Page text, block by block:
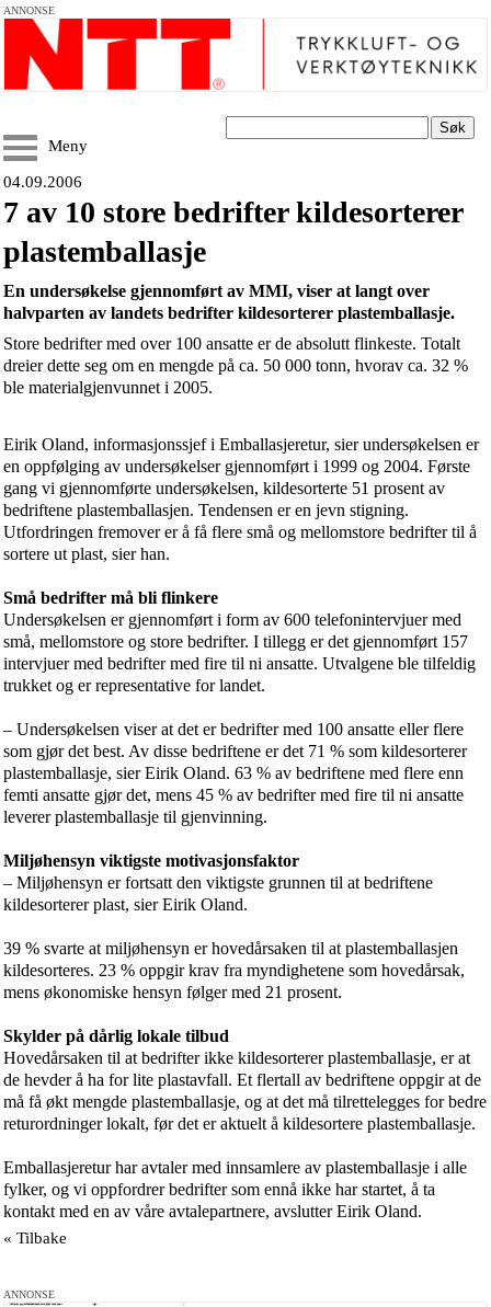
ANNONSE
Søk
Meny
04.09.2006
7 av 10 store bedrifter kildesorterer
plastemballasje
En undersøkelse gjennomført av MMI, viser at langt over
halvparten av landets bedrifter kildesorterer plastemballasje.
Store bedrifter med over 100 ansatte er de absolutt flinkeste. Totalt
dreier dette seg om en mengde på ca. 50 000 tonn, hvorav ca. 32 %
ble materialgjenvunnet i 2005.
Eirik Oland, informasjonssjef i Emballasjeretur, sier undersøkelsen er
en oppfølging av undersøkelser gjennomført i 1999 og 2004. Første
gang vi gjennomførte undersøkelsen, kildesorterte 51 prosent av
bedriftene plastemballasjen. Tendensen er en jevn stigning.
Utfordringen fremover er å få flere små og mellomstore bedrifter til å
sortere ut plast, sier han.
Små bedrifter må bli flinkere
Undersøkelsen er gjennomført i form av 600 telefonintervjuer med
små, mellomstore og store bedrifter. I tillegg er det gjennomført 157
intervjuer med bedrifter med fire til ni ansatte. Utvalgene ble tilfeldig
trukket og er representative for landet.
– Undersøkelsen viser at det er bedrifter med 100 ansatte eller flere
som gjør det best. Av disse bedriftene er det 71 % som kildesorterer
plastemballasje, sier Eirik Oland. 63 % av bedriftene med flere enn
femti ansatte gjør det, mens 45 % av bedrifter med fire til ni ansatte
leverer plastemballasje til gjenvinning.
Miljøhensyn viktigste motivasjonsfaktor
– Miljøhensyn er fortsatt den viktigste grunnen til at bedriftene
kildesorterer plast, sier Eirik Oland.
39 % svarte at miljøhensyn er hovedårsaken til at plastemballasjen
kildesorteres. 23 % oppgir krav fra myndighetene som hovedårsak,
mens økonomiske hensyn følger med 21 prosent.
Skylder på dårlig lokale tilbud
Hovedårsaken til at bedrifter ikke kildesorterer plastemballasje, er at
de hevder å ha for lite plastavfall. Et flertall av bedriftene oppgir at de
må få økt mengde plastemballasje, og at det må tilrettelegges for bedre
returordninger lokalt, før det er aktuelt å kildesortere plastemballasje.
Emballasjeretur har avtaler med innsamlere av plastemballasje i alle
fylker, og vi oppfordrer bedrifter som ennå ikke har startet, å ta
kontakt med en av våre avtalepartnere, avslutter Eirik Oland.
« Tilbake
ANNONSE